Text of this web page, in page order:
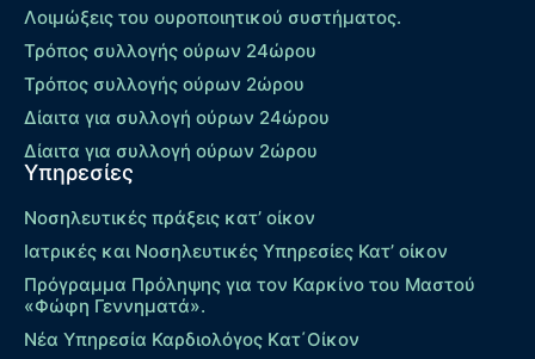
Λοιμώξεις του ουροποιητικού συστήματος.
Τρόπος συλλογής ούρων 24ώρου
Τρόπος συλλογής ούρων 2ώρου
Δίαιτα για συλλογή ούρων 24ώρου
Δίαιτα για συλλογή ούρων 2ώρου
Υπηρεσίες
Νοσηλευτικές πράξεις κατ’ οίκον
Ιατρικές και Νοσηλευτικές Υπηρεσίες Κατ’ οίκον
Πρόγραμμα Πρόληψης για τον Καρκίνο του Μαστού
«Φώφη Γεννηματά».
Νέα Υπηρεσία Καρδιολόγος Kατ΄Οίκον